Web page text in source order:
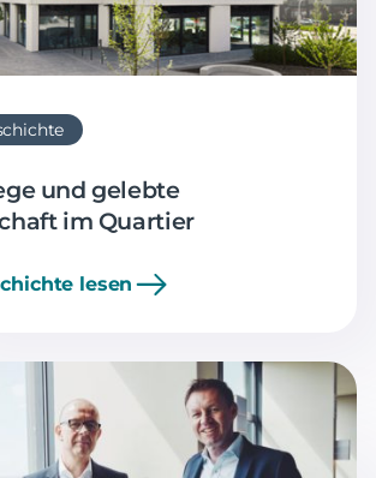
und gelebte
im Quartier
lesen